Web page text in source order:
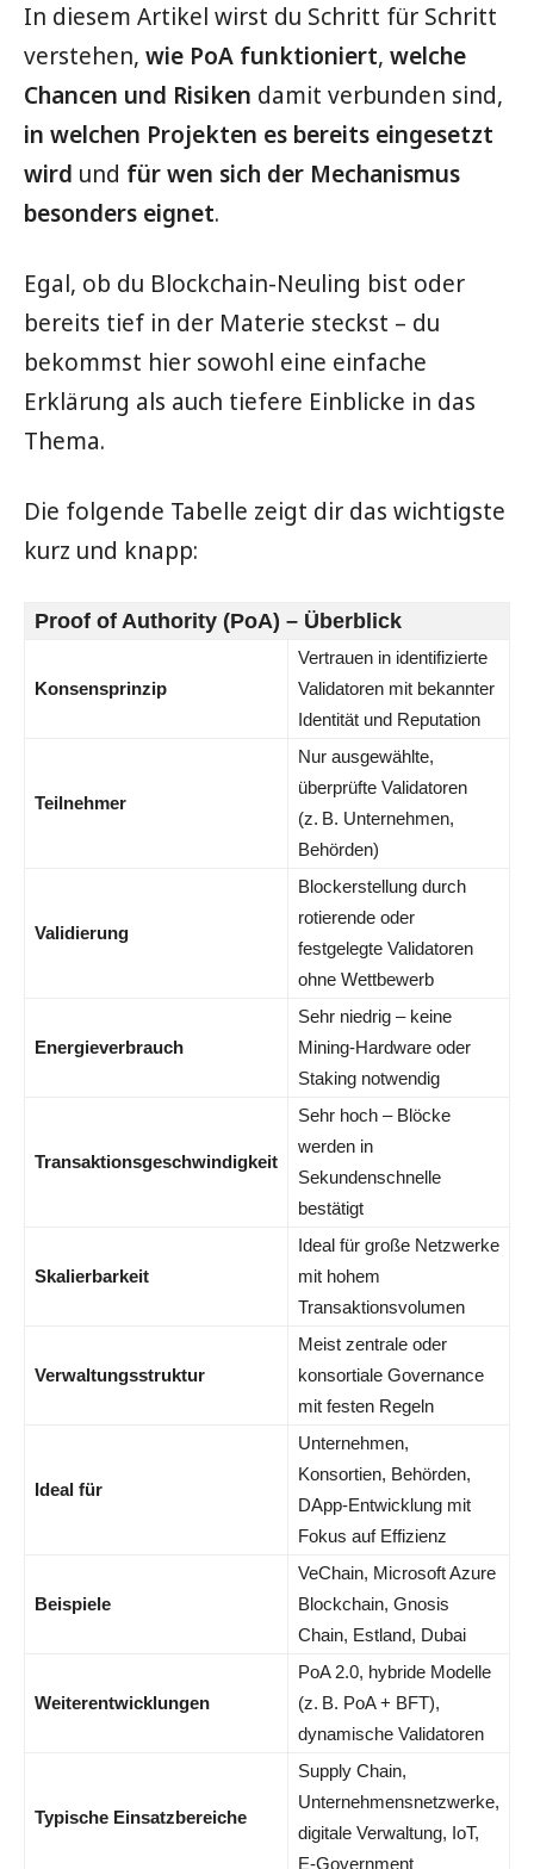
In diesem Artikel wirst du Schritt für Schritt
verstehen, wie PoA funktioniert, welche
Chancen und Risiken damit verbunden sind,
in welchen Projekten es bereits eingesetzt
wird und für wen sich der Mechanismus
besonders eignet.
Egal, ob du Blockchain-Neuling bist oder
bereits tief in der Materie steckst – du
bekommst hier sowohl eine einfache
Erklärung als auch tiefere Einblicke in das
Thema.
Die folgende Tabelle zeigt dir das wichtigste
kurz und knapp:
Proof of Authority (PoA) – Überblick
Konsensprinzip
Vertrauen in identifizierte
Validatoren mit bekannter
Identität und Reputation
Teilnehmer
Nur ausgewählte,
überprüfte Validatoren
(z. B. Unternehmen,
Behörden)
Validierung
Blockerstellung durch
rotierende oder
festgelegte Validatoren
ohne Wettbewerb
Energieverbrauch
Sehr niedrig – keine
Mining-Hardware oder
Staking notwendig
Transaktionsgeschwindigkeit
Sehr hoch – Blöcke
werden in
Sekundenschnelle
bestätigt
Skalierbarkeit
Ideal für große Netzwerke
mit hohem
Transaktionsvolumen
Verwaltungsstruktur
Meist zentrale oder
konsortiale Governance
mit festen Regeln
Ideal für
Unternehmen,
Konsortien, Behörden,
DApp-Entwicklung mit
Fokus auf Effizienz
Beispiele
VeChain, Microsoft Azure
Blockchain, Gnosis
Chain, Estland, Dubai
Weiterentwicklungen
PoA 2.0, hybride Modelle
(z. B. PoA + BFT),
dynamische Validatoren
Typische Einsatzbereiche
Supply Chain,
Unternehmensnetzwerke,
digitale Verwaltung, IoT,
E-Government